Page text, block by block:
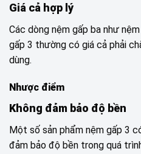
Giá cả hợp lý
Các dòng nệm gấp ba như
gấp 3 thường có giá cả phải
dùng.
Nhược điểm
Không đảm bảo độ bền
Một số sản phẩm nệm gấp 3
đảm bảo độ bền trong quá